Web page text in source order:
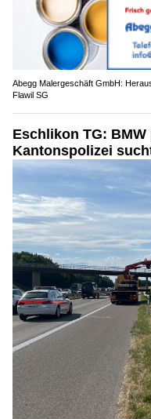
Abegg Malergeschäft GmbH:
Flawil SG
Eschlikon TG:
Kantonspolizei